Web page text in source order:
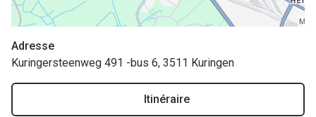
Verres photochromiques
Tout sur les lunettes
Adresse
Kuringersteenweg 491 -bus 6, 3511 Kuringen
Itinéraire